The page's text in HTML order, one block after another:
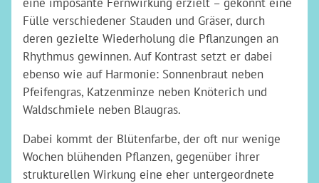
Fülle verschiedener Stauden und Gräser, durch
deren gezielte Wiederholung die Pflanzungen an
Rhythmus gewinnen. Auf Kontrast setzt er dabei
ebenso wie auf Harmonie: Sonnenbraut neben
Pfeifengras, Katzenminze neben Knöterich und
Waldschmiele neben Blaugras.
Dabei kommt der Blütenfarbe, der oft nur wenige
Wochen blühenden Pflanzen, gegenüber ihrer
strukturellen Wirkung eine eher untergeordnete